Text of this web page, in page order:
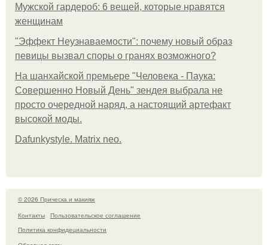
Мужской гардероб: 6 вещей, которые нравятся
женщинам
"Эффект Неузнаваемости": почему новый образ
певицы вызвал споры о гранях возможного?
На шанхайской премьере "Человека - Паука:
Совершенно Новый День" зендея выбрала не
просто очередной наряд, а настоящий артефакт
высокой моды.
Dafunkystyle. Matrix neo.
© 2026 Прическа и макияж
Контакты
Пользовательское соглашение
Политика конфидециальности